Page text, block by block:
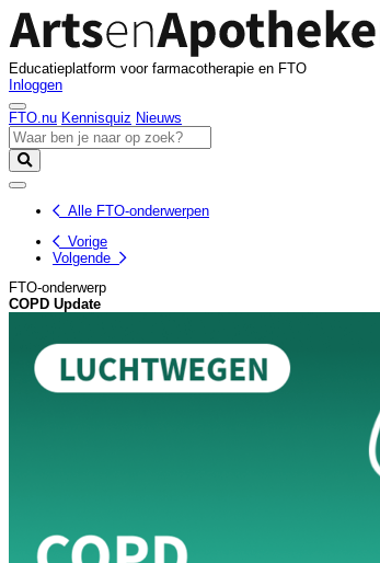
Educatieplatform voor farmacotherapie en FTO
Inloggen
FTO.nu Kennisquiz Nieuws
Alle FTO-onderwerpen
Vorige
Volgende
FTO-onderwerp
COPD Update